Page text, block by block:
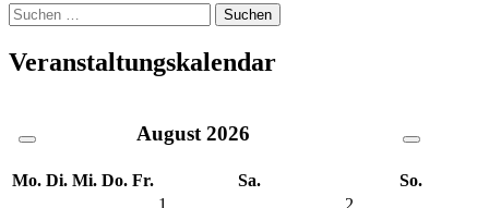
Suche
nach:
Veranstaltungskalendar
August 2026
Mo. Di. Mi. Do. Fr. Sa.
So.
1
2